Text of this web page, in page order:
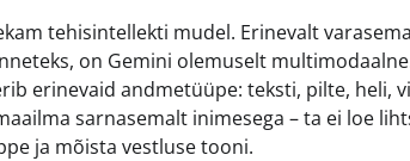
tehisintellekti mudel. Erinevalt
on Gemini olemuselt
erinevaid andmetüüpe: teksti, pilte, heli,
sarnasemalt inimesega – ta ei loe
ja mõista vestluse tooni.